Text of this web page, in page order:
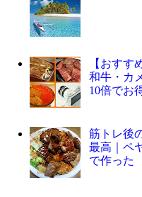
【おすす
和牛・カ
10倍でお
筋トレ後
最高｜ペ
で作った